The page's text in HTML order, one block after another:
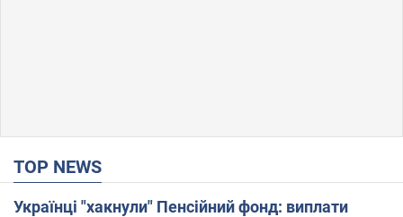
TOP NEWS
Українці "хакнули" Пенсійний фонд: виплати